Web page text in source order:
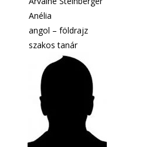
Anélia
angol – földrajz
szakos tanár